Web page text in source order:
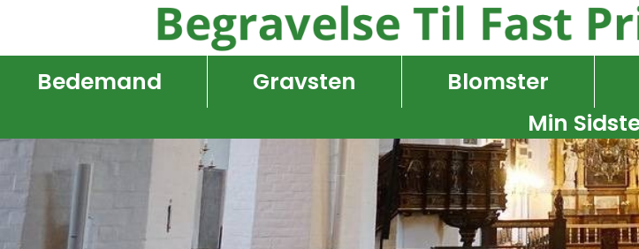
Bedemand Gravsten Blomster
Min